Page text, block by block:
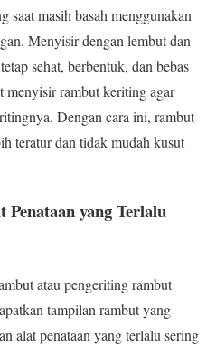
saat masih basah menggunakan
Menyisir dengan lembut dan
sehat, berbentuk, dan bebas
menyisir rambut keriting agar
Dengan cara ini, rambut
teratur dan tidak mudah kusut
yang Terlalu
atau pengeriting rambut
tampilan rambut yang
alat penataan yang terlalu sering